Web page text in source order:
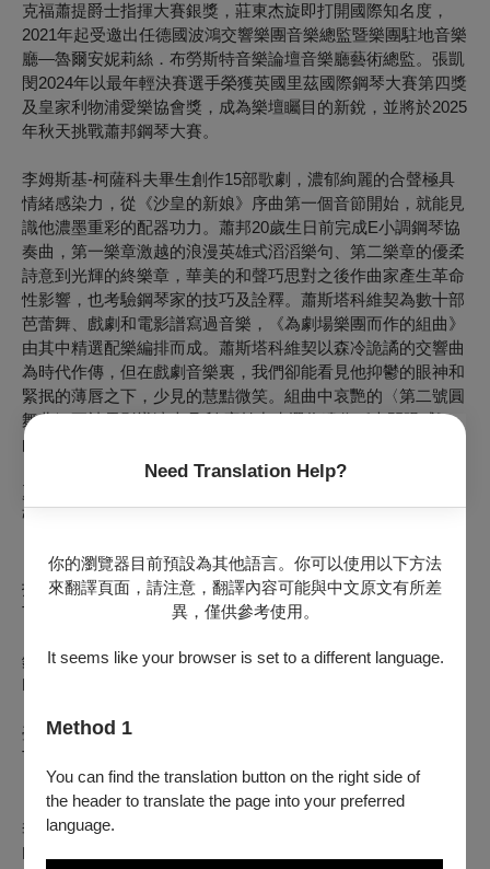
Need Translation Help?
你的瀏覽器目前預設為其他語言。你可以使用以下方法
來翻譯頁面，請注意，翻譯內容可能與中文原文有所差
異，僅供參考使用。
It seems like your browser is set to a different language.
Method 1
You can find the translation button on the right side of
the header to translate the page into your preferred
language.
克福蕭提爵士指揮大賽銀獎，莊東杰旋即打開國際知名度，
2021年起受邀出任德國波鴻交響樂團音樂總監暨樂團駐地音樂
廳—魯爾安妮莉絲．布勞斯特音樂論壇音樂廳藝術總監。張凱
閔2024年以最年輕決賽選手榮獲英國里茲國際鋼琴大賽第四獎
及皇家利物浦愛樂協會獎，成為樂壇矚目的新銳，並將於2025
年秋天挑戰蕭邦鋼琴大賽。
李姆斯基-柯薩科夫畢生創作15部歌劇，濃郁絢麗的合聲極具
情緒感染力，從《沙皇的新娘》序曲第一個音節開始，就能見
識他濃墨重彩的配器功力。蕭邦20歲生日前完成E小調鋼琴協
奏曲，第一樂章激越的浪漫英雄式滔滔樂句、第二樂章的優柔
詩意到光輝的終樂章，華美的和聲巧思對之後作曲家產生革命
性影響，也考驗鋼琴家的技巧及詮釋。蕭斯塔科維契為數十部
芭蕾舞、戲劇和電影譜寫過音樂，《為劇場樂團而作的組曲》
由其中精選配樂編排而成。蕭斯塔科維契以森冷詭譎的交響曲
為時代作傳，但在戲劇音樂裏，我們卻能看見他抑鬱的眼神和
緊抿的薄唇之下，少見的慧黠微笑。組曲中哀艷的〈第二號圓
舞曲〉更被電影導演史丹利‧庫柏力克選為遺作《大開眼戒》
的配樂。
夏日午後，指揮莊東杰帶來讓人耳目一新的曲目，攜手鋼琴家
張凱閔和 TSO 與您暢遊音樂的綺幻境域。
【演出者】
指揮：莊東杰
Tung-Chieh Chuang, Conductor
鋼琴：張凱閔
Kai-Min Chang, Piano
臺北市立交響樂團
Taipei Symphony Orchestra
【演出曲目】
李姆斯基-柯薩科夫：《沙皇的新娘》序曲
Nikolai Rimsky-Korsakov: Overture to "The Tsar's Bride"